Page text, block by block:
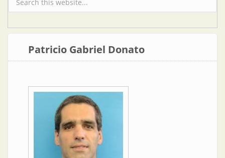
Formulario de búsqueda
Patricio Gabriel Donato